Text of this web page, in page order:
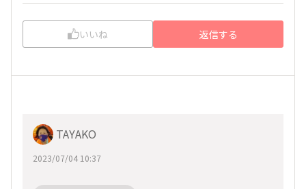
いいね 返信する
TAYAKO
2023/07/04 10:37